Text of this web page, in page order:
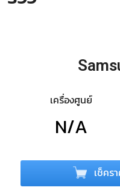
เครื่องศูนย์
N/A
เช็คร